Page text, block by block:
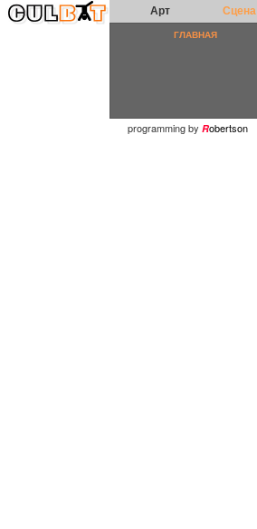
Арт Сцена
ГЛАВНАЯ
programming by Robertson